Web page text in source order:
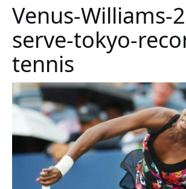
Venus-Williams-
serve-tokyo-
tennis